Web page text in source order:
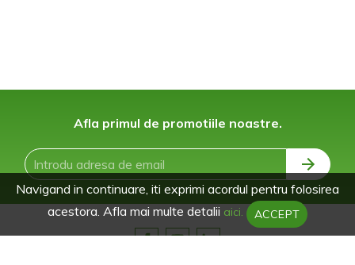
Afla primul de promotiile noastre.
Navigand in continuare, iti exprimi acordul pentru folosirea
acestora. Afla mai multe detalii aici. ACCEPT